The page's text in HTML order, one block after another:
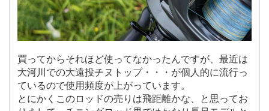
買ってからそれほど使ってなかったんですが、最近は
大河川での大遠投チヌトップ・・・が個人的に流行っ
ているので使用頻度が上がっています。
とにかくこのロッドの売りは飛距離かな、と思ってお